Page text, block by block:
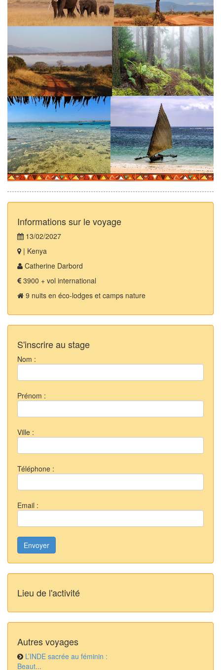
Informations sur le voyage
13/02/2027
| Kenya
Catherine Darbord
3900 + vol international
9 nuits en éco-lodges et camps nature
S'inscrire au stage
Nom :
Prénom :
Ville :
Téléphone :
Email :
Envoyer
Lieu de l'activité
Autres voyages
L’INDE sacrée au féminin :
Beaut...